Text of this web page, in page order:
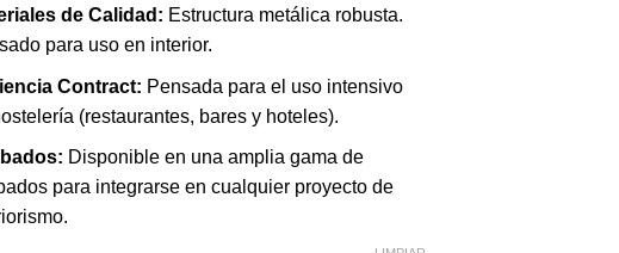
de Calidad: Estructura metálica robusta.
para uso en interior.
Contract: Pensada para el uso intensivo
(restaurantes, bares y hoteles).
Disponible en una amplia gama de
para integrarse en cualquier proyecto de